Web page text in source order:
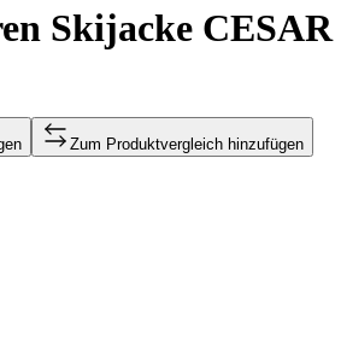
Skijacke
Zum Produktvergleich hinzufügen